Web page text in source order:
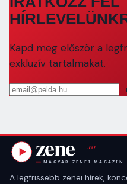
Kapd meg először a
exkluzív tartalmakat.
Email cím
A legfrissebb zenei hírek,